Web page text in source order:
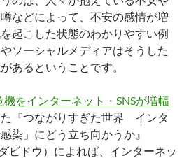
などによって、不安の感情が増
起こした状態のわかりやすい例
ソーシャルメディアはそうした
あるということです。
をインターネット・SNSが増幅
『つながりすぎた世界 インタ
染」にどう立ち向かうか』
ビドウ）によれば、インターネッ